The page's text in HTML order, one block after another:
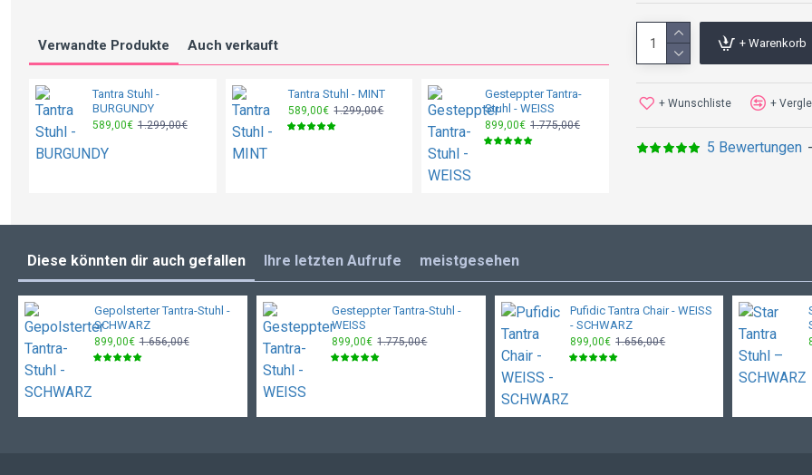
Verwandte Produkte Auch verkauft
Tantra Stuhl -
BURGUNDY
589,00€ 1.299,00€
Tantra Stuhl - MINT
589,00€ 1.299,00€
Gesteppter Tantra-
Stuhl - WEISS
899,00€ 1.775,00€
Tantra Stuhl - GRAU
589,00€ 1.299,00€
Produktabmessungen
Größe
5 Bewertungen -
+ Warenkorb
+ Wunschliste +
Diese könnten dir auch gefallen Ihre letzten Aufrufe meistgesehen
Gepolsterter Tantra-Stuhl -
SCHWARZ
899,00€ 1.656,00€
Gesteppter Tantra-Stuhl -
WEISS
899,00€ 1.775,00€
Pufidic Tantra Chair - WEISS
- SCHWARZ
899,00€ 1.656,00€